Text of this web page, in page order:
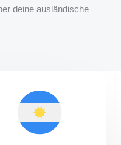
deine ausländische